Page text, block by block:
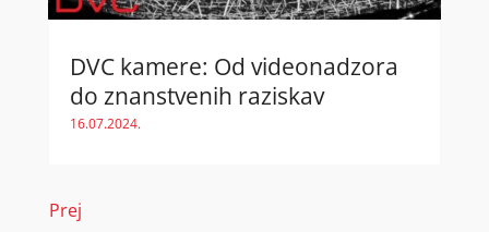
DVC kamere: Od videonadzora
do znanstvenih raziskav
16.07.2024.
Prej